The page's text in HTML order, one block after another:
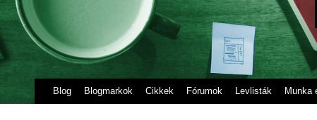
Blog Blogmarkok Cikkek Fórumok Levlisták Munka